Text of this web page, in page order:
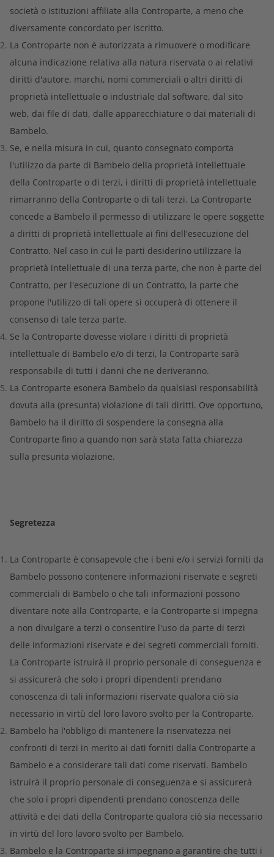
società o istituzioni affiliate alla Controparte, a meno che
diversamente concordato per iscritto.
La Controparte non è autorizzata a rimuovere o modificare
alcuna indicazione relativa alla natura riservata o ai relativi
diritti d'autore, marchi, nomi commerciali o altri diritti di
proprietà intellettuale o industriale dal software, dal sito
web, dai file di dati, dalle apparecchiature o dai materiali di
Bambelo.
Se, e nella misura in cui, quanto consegnato comporta
l'utilizzo da parte di Bambelo della proprietà intellettuale
della Controparte o di terzi, i diritti di proprietà intellettuale
rimarranno della Controparte o di tali terzi. La Controparte
concede a Bambelo il permesso di utilizzare le opere soggette
a diritti di proprietà intellettuale ai fini dell'esecuzione del
Contratto. Nel caso in cui le parti desiderino utilizzare la
proprietà intellettuale di una terza parte, che non è parte del
Contratto, per l'esecuzione di un Contratto, la parte che
propone l'utilizzo di tali opere si occuperà di ottenere il
consenso di tale terza parte.
Se la Controparte dovesse violare i diritti di proprietà
intellettuale di Bambelo e/o di terzi, la Controparte sarà
responsabile di tutti i danni che ne deriveranno.
La Controparte esonera Bambelo da qualsiasi responsabilità
dovuta alla (presunta) violazione di tali diritti. Ove opportuno,
Bambelo ha il diritto di sospendere la consegna alla
Controparte fino a quando non sarà stata fatta chiarezza
sulla presunta violazione.
Segretezza
La Controparte è consapevole che i beni e/o i servizi forniti da
Bambelo possono contenere informazioni riservate e segreti
commerciali di Bambelo o che tali informazioni possono
diventare note alla Controparte, e la Controparte si impegna
a non divulgare a terzi o consentire l'uso da parte di terzi
delle informazioni riservate e dei segreti commerciali forniti.
La Controparte istruirà il proprio personale di conseguenza e
si assicurerà che solo i propri dipendenti prendano
conoscenza di tali informazioni riservate qualora ciò sia
necessario in virtù del loro lavoro svolto per la Controparte.
Bambelo ha l'obbligo di mantenere la riservatezza nei
confronti di terzi in merito ai dati forniti dalla Controparte a
Bambelo e a considerare tali dati come riservati. Bambelo
istruirà il proprio personale di conseguenza e si assicurerà
che solo i propri dipendenti prendano conoscenza delle
attività e dei dati della Controparte qualora ciò sia necessario
in virtù del loro lavoro svolto per Bambelo.
Bambelo e la Controparte si impegnano a garantire che tutti i